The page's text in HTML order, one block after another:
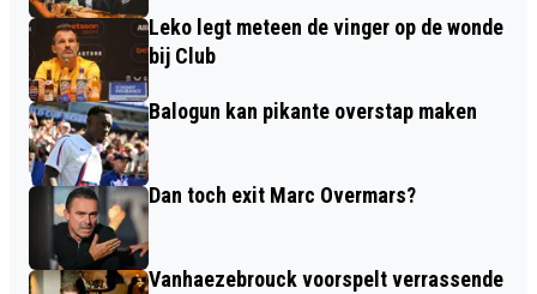
Leko legt meteen de vinger op de wonde
bij Club
Balogun kan pikante overstap maken
Dan toch exit Marc Overmars?
Vanhaezebrouck voorspelt verrassende